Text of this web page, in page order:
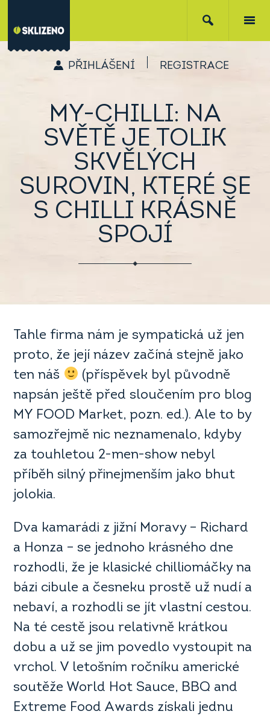
PŘIHLÁŠENÍ REGISTRACE
MY-CHILLI: NA
SVĚTĚ JE TOLIK
SKVĚLÝCH
SUROVIN, KTERÉ SE
S CHILLI KRÁSNĚ
SPOJÍ
Tahle firma nám je sympatická už jen
proto, že její název začíná stejně jako
ten náš
(příspěvek byl původně
napsán ještě před sloučením pro blog
MY FOOD Market, pozn. ed.). Ale to by
samozřejmě nic neznamenalo, kdyby
za touhletou 2-men-show nebyl
příběh silný přinejmenším jako bhut
jolokia.
Dva kamarádi z jižní Moravy – Richard
a Honza – se jednoho krásného dne
rozhodli, že je klasické chilliomáčky na
bázi cibule a česneku prostě už nudí a
nebaví, a rozhodli se jít vlastní cestou.
Na té cestě jsou relativně krátkou
dobu a už se jim povedlo vystoupit na
vrchol. V letošním ročníku americké
soutěže World Hot Sauce, BBQ and
Extreme Food Awards získali jednu